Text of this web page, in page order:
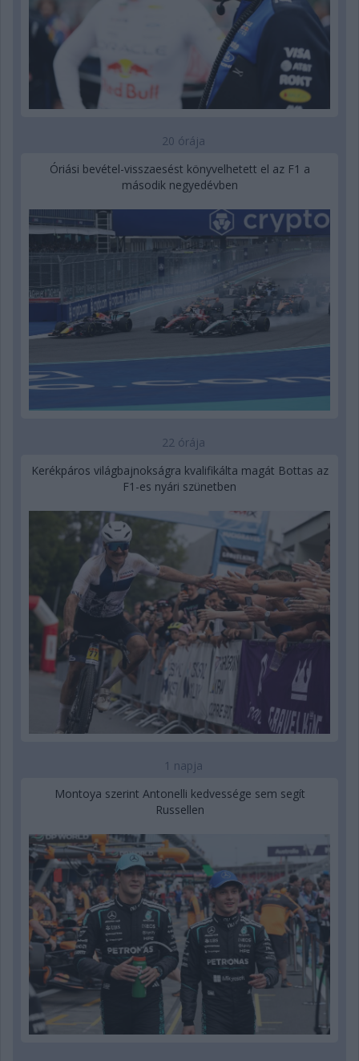
20 órája
Óriási bevétel-visszaesést könyvelhetett el az F1 a
második negyedévben
22 órája
Kerékpáros világbajnokságra kvalifikálta magát Bottas az
F1-es nyári szünetben
1 napja
Montoya szerint Antonelli kedvessége sem segít
Russellen